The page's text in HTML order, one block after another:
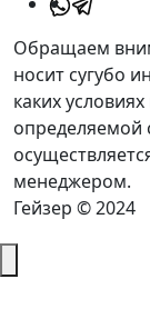
Обращаем
носит сугубо
каких
определяемой
менеджером.
Гейзер © 2024